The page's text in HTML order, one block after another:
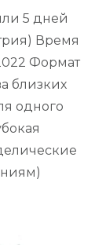
5 дней
Время
Формат
близких
одного